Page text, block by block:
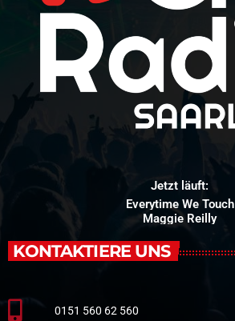
Jetzt läuft:
Everytime We Touch
Maggie Reilly
KONTAKTIERE UNS
0151 560 62 560